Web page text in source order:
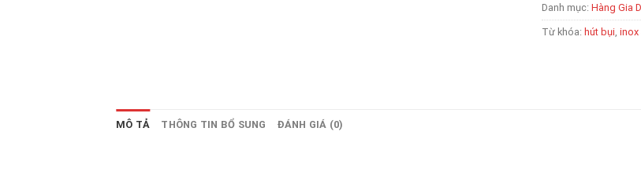
Danh mục: Hàng Gia
Từ khóa: hút bụi, inox
MÔ TẢ THÔNG TIN BỔ SUNG ĐÁNH GIÁ (0)